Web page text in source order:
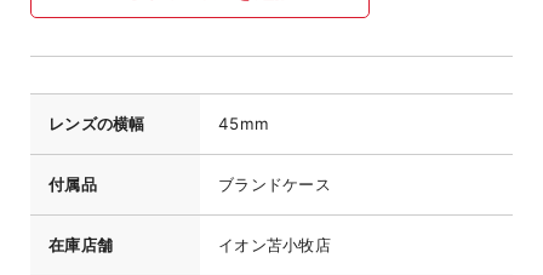
レンズの横幅 45mm
付属品 ブランドケース
在庫店舗 イオン苫小牧店